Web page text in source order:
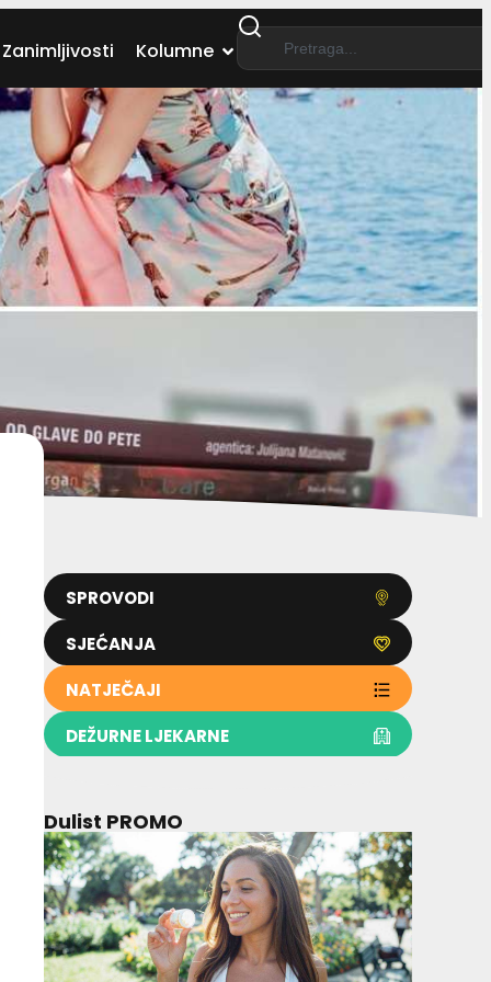
Zanimljivosti Kolumne
SPROVODI
SJEĆANJA
NATJEČAJI
DEŽURNE LJEKARNE
Dulist PROMO